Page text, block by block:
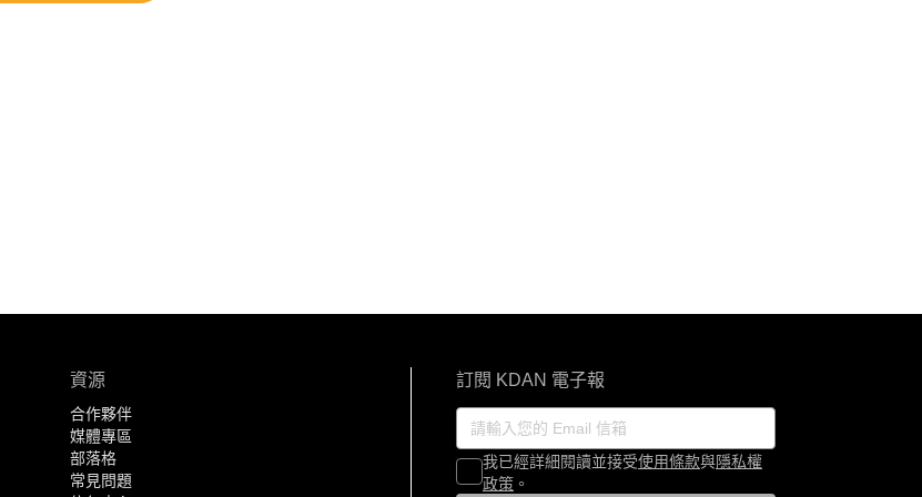
資源
合作夥伴
媒體專區
部落格
常見問題
訂閱 KDAN 電子報
我已經詳細閱讀並接受使用條款與隱私權
政策 。